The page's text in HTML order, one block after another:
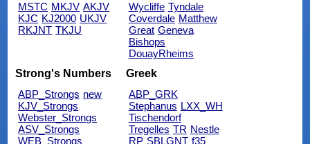
MSTC MKJV AKJV
KJC KJ2000 UKJV
RKJNT TKJU
Wycliffe Tyndale
Coverdale Matthew
Great Geneva
Bishops
DouayRheims
Strong's Numbers
ABP_Strongs new
KJV_Strongs
Webster_Strongs
ASV_Strongs
WEB_Strongs
Greek
ABP_GRK
Stephanus LXX_WH
Tischendorf
Tregelles TR Nestle
RP SBLGNT f35